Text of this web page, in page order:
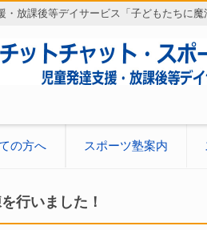
・放課後等デイサービス「子どもたちに魔
の方へ スポーツ塾案内
行いました！